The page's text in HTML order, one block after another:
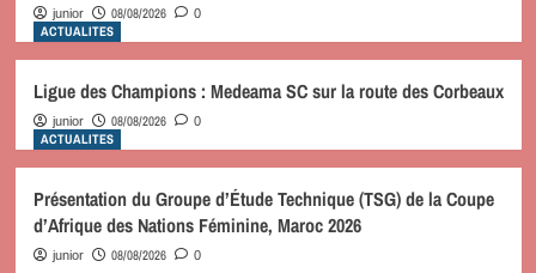
junior 08/08/2026 0
ACTUALITES
Ligue des Champions : Medeama SC sur la route des Corbeaux
junior 08/08/2026 0
ACTUALITES
Présentation du Groupe d’Étude Technique (TSG) de la Coupe
d’Afrique des Nations Féminine, Maroc 2026
junior 08/08/2026 0